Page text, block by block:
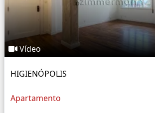
Vídeo
HIGIENÓPOLIS
Apartamento